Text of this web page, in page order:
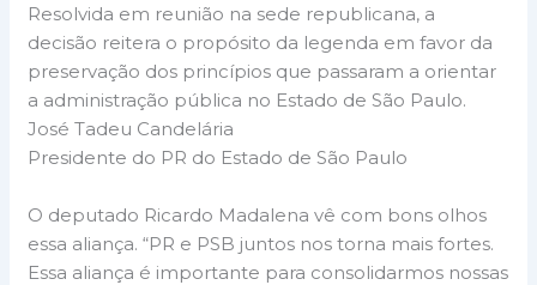
Resolvida em reunião na sede republicana, a
decisão reitera o propósito da legenda em favor da
preservação dos princípios que passaram a orientar
a administração pública no Estado de São Paulo.
José Tadeu Candelária
Presidente do PR do Estado de São Paulo
O deputado Ricardo Madalena vê com bons olhos
essa aliança. “PR e PSB juntos nos torna mais fortes.
Essa aliança é importante para consolidarmos nossas